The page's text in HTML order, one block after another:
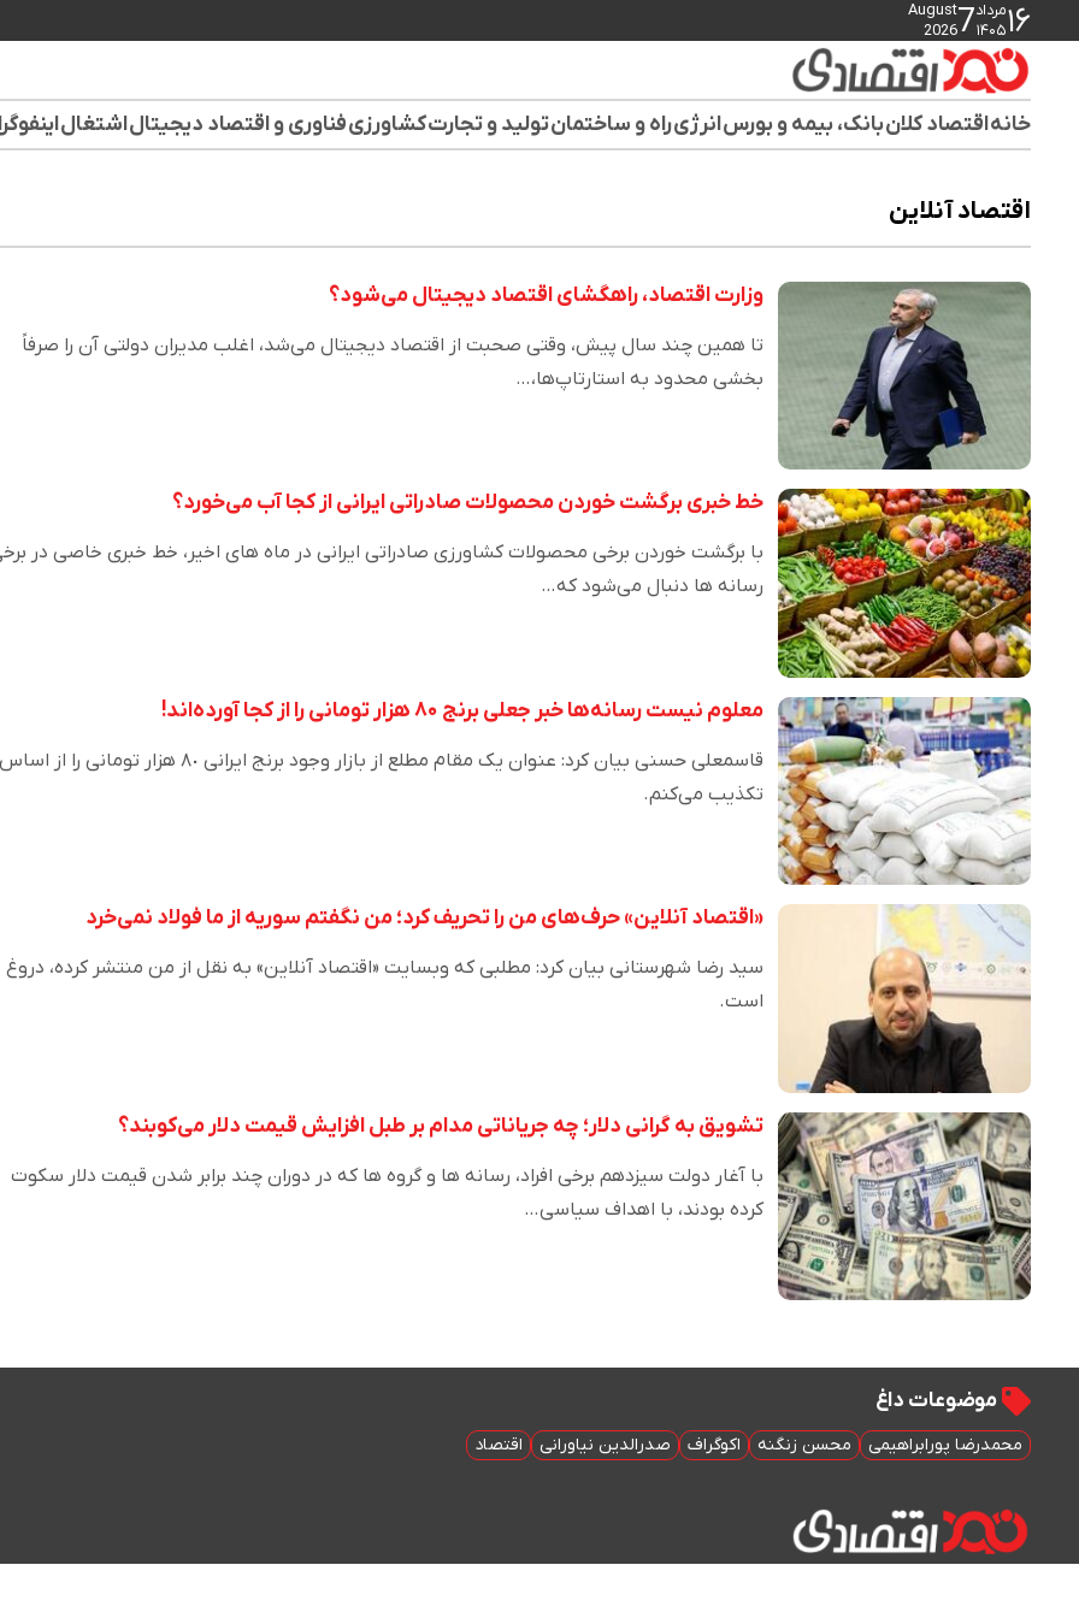
۱۶مرداد
۱۴۰۵7
August
2026
خانهاقتصاد کلانبانک، بیمه و بورسانرژیراه و ساختمانتولید و تجارتکشاورزیفناوری و اقتصاد دیجیتالاشتغال
اقتصاد آنلاین
وزارت اقتصاد، راهگشای اقتصاد دیجیتال می‌شود؟
تا همین چند سال پیش، وقتی صحبت از اقتصاد دیجیتال می‌شد، اغلب مدیران دولتی آن را صرفاً
بخشی محدود به استارتاپ‌ها،…
خط خبری برگشت خوردن محصولات صادراتی ایرانی از کجا آب می‌خورد؟
با برگشت خوردن برخی محصولات کشاورزی صادراتی ایرانی در ماه های اخیر، خط خبری خاصی در
رسانه ها دنبال می‌‌شود که…
معلوم نیست رسانه‌ها خبر جعلی برنج ۸۰ هزار تومانی را از کجا آورده‌اند!
قاسمعلی حسنی بیان کرد: عنوان یک مقام مطلع از بازار وجود برنج ایرانی ۸٠ هزار تومانی را از
تکذیب می‌کنم.
«اقتصاد آنلاین» حرف‌های من را تحریف کرد؛ من نگفتم سوریه از ما فولاد نمی‌خرد
سید رضا شهرستانی بیان کرد: مطلبی که وبسایت «اقتصاد آنلاین» به نقل از من منتشر کرده، دروغ
است.
تشویق به گرانی دلار؛ چه جریاناتی مدام بر طبل افزایش قیمت دلار می‌کوبند؟
با آغار دولت سیزدهم برخی افراد، رسانه ها و گروه ها که در دوران چند برابر شدن قیمت دلار سکوت
کرده بودند، با اهداف سیاسی…
موضوعات داغ
محمدرضا پورابراهیمی محسن زنگنه اکوگراف صدرالدین نیاورانی اقتصاد